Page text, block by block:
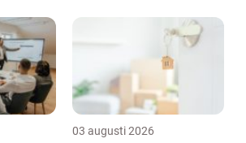
Du kanske ska hämta barn
03 augusti 2026